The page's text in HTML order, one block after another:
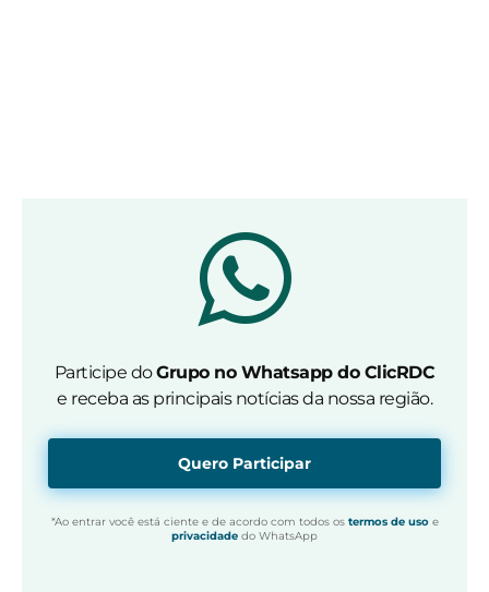
Participe doGrupo no Whatsapp do ClicRDC
e receba as principais notícias da nossa região.
Quero Participar
*Ao entrar você está ciente e de acordo com todos os termos de usoe
privacidade do WhatsApp